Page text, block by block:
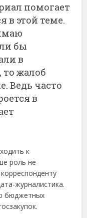
помогает
в этой теме.
бы
в
жалоб
Ведь часто
в
к
роль не
журналистика.
бюджетных